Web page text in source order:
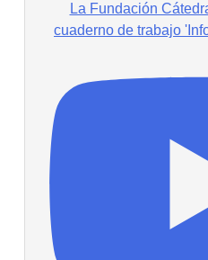
La Fundación
cuaderno de trabajo